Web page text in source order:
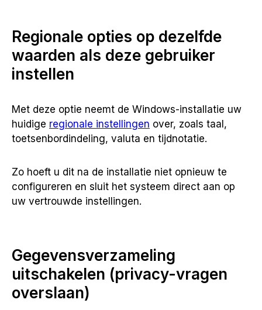
Regionale opties op dezelfde
waarden als deze gebruiker
instellen
Met deze optie neemt de Windows-installatie uw
huidige regionale instellingen over, zoals taal,
toetsenbordindeling, valuta en tijdnotatie.
Zo hoeft u dit na de installatie niet opnieuw te
configureren en sluit het systeem direct aan op
uw vertrouwde instellingen.
Gegevensverzameling
uitschakelen (privacy-vragen
overslaan)